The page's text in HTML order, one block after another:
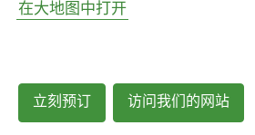
在大地图中打开
立刻预订 访问我们的网站